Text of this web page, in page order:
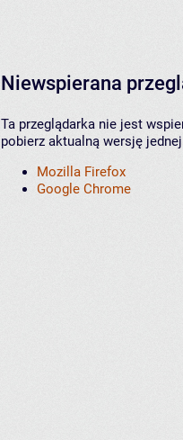
Niewspierana
Ta przeglądarka nie jest
pobierz aktualną wersję
Mozilla Firefox
Google Chrome